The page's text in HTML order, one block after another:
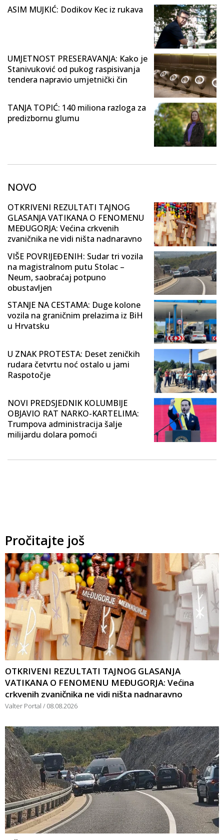
ASIM MUJKIĆ: Dodikov Kec iz rukava
UMJETNOST PRESERAVANJA: Kako je
Stanivuković od pukog raspisivanja
tendera napravio umjetnički čin
TANJA TOPIĆ: 140 miliona razloga za
predizbornu glumu
NOVO
OTKRIVENI REZULTATI TAJNOG
GLASANJA VATIKANA O FENOMENU
MEĐUGORJA: Većina crkvenih
zvaničnika ne vidi ništa nadnaravno
VIŠE POVRIJEĐENIH: Sudar tri vozila
na magistralnom putu Stolac –
Neum, saobraćaj potpuno
obustavljen
STANJE NA CESTAMA: Duge kolone
vozila na graničnim prelazima iz BiH
u Hrvatsku
U ZNAK PROTESTA: Deset zeničkih
rudara četvrtu noć ostalo u jami
Raspotočje
NOVI PREDSJEDNIK KOLUMBIJE
OBJAVIO RAT NARKO-KARTELIMA:
Trumpova administracija šalje
milijardu dolara pomoći
Pročitajte još
OTKRIVENI REZULTATI TAJNOG GLASANJA
VATIKANA O FENOMENU MEĐUGORJA: Većina
crkvenih zvaničnika ne vidi ništa nadnaravno
Valter Portal 08.08.2026